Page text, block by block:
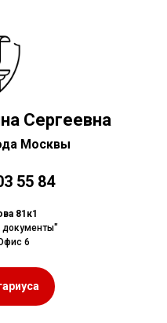
Сергеевна
Москвы
55 84
81к1
6